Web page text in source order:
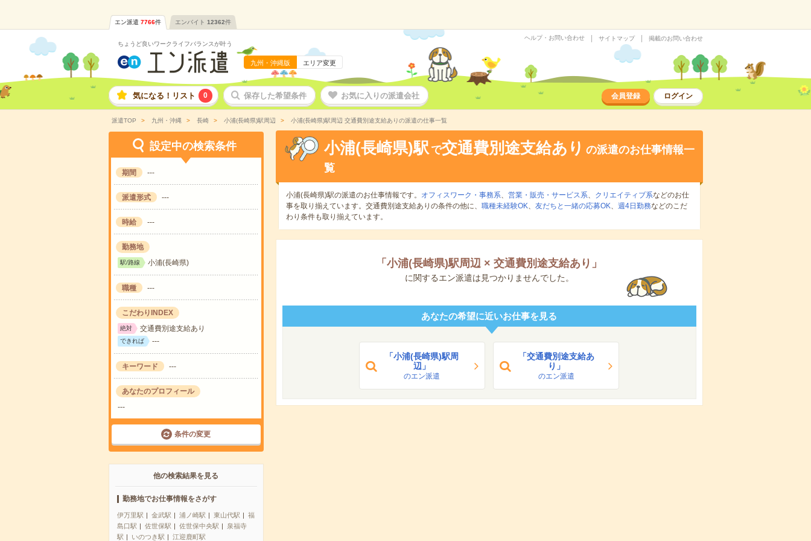
エン派遣 7766件 エンバイト 12362件
ちょうど良いワークライフバランスが叶う
九州・沖縄版 エリア変更
ヘルプ・お問い合わせ サイトマップ 掲載のお問い合わせ
気になる！リスト 0 保存した希望条件 お気に入りの派遣会社 会員登録 ログイン
派遣TOP 九州・沖縄 長崎 小浦(長崎県)駅周辺 小浦(長崎県)駅周辺 交通費別途支給ありの派遣の仕事一覧
設定中の検索条件
期間 ---
派遣形式 ---
時給 ---
勤務地
駅/路線 小浦(長崎県)
職種 ---
こだわりINDEX
絶対 交通費別途支給あり
できれば ---
キーワード ---
あなたのプロフィール
---
条件の変更
他の検索結果を見る
勤務地でお仕事情報をさがす
伊万里駅 金武駅 浦ノ崎駅 東山代駅
福
島口駅
佐世保駅 佐世保中央駅
泉福寺
駅
いのつき駅 江迎鹿町駅
小浦(長崎県)駅 で交通費別途支給あり の派遣のお仕事情報一
覧
小浦(長崎県)駅の派遣のお仕事情報です。 オフィスワーク・事務系、 営業・販売・サービス系、 クリエイティブ系などのお仕
事を取り揃えています。交通費別途支給ありの条件の他に、 職種未経験OK、 友だちと一緒の応募OK、 週4日勤務などのこだ
わり条件も取り揃えています。
「 小浦(長崎県)駅周辺 × 交通費別途支給あり 」
に関するエン派遣は見つかりませんでした。
あなたの希望に近いお仕事を見る
「小浦(長崎県)駅周
辺」
のエン派遣
「交通費別途支給あ
り」
のエン派遣